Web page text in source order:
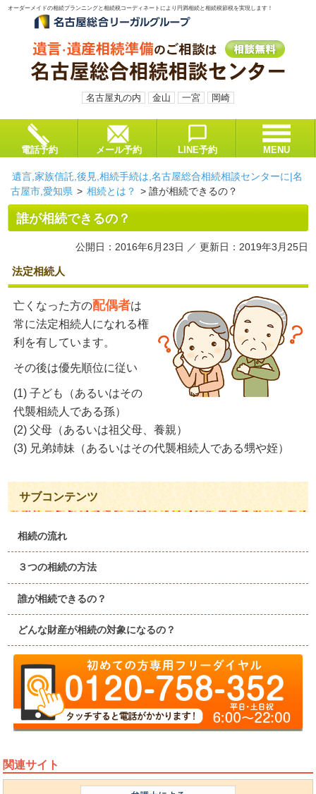
オーダーメイドの相続プランニングと相続税コーディネートにより円満相続と相続税節税を実現します！
名古屋丸の内 金山 一宮 岡崎
電話予約 メール予約 LINE予約 MENU
遺言,家族信託,後見,相続手続は,名古屋総合相続相談センターに|名
古屋市,愛知県 > 相続とは？ >誰が相続できるの？
誰が相続できるの？
公開日：2016年6月23日 ／ 更新日：2019年3月25日
法定相続人
亡くなった方の配偶者は
常に法定相続人になれる権
利を有しています。
その後は優先順位に従い
(1) 子ども（あるいはその
代襲相続人である孫）
(2) 父母（あるいは祖父母、養親）
(3) 兄弟姉妹（あるいはその代襲相続人である甥や姪）
サブコンテンツ
相続の流れ
３つの相続の方法
誰が相続できるの？
どんな財産が相続の対象になるの？
関連サイト